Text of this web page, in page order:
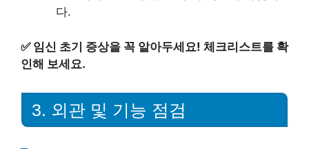
다.
✅ 임신 초기 증상을 꼭 알아두세요! 체크리스트를 확
인해 보세요.
3. 외관 및 기능 점검